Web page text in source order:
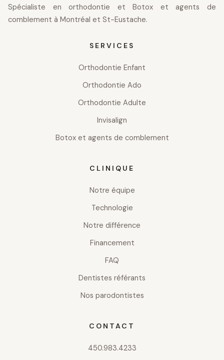
Spécialiste en orthodontie et Botox et agents de
comblement à Montréal et St-Eustache.
SERVICES
Orthodontie Enfant
Orthodontie Ado
Orthodontie Adulte
Invisalign
Botox et agents de comblement
CLINIQUE
Notre équipe
Technologie
Notre différence
Financement
FAQ
Dentistes référants
Nos parodontistes
CONTACT
450.983.4233